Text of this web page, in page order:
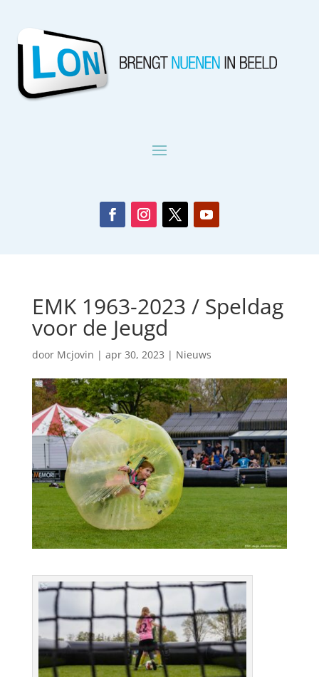
EMK 1963-2023 / Speldag
voor de Jeugd
door Mcjovin | apr 30, 2023 | Nieuws